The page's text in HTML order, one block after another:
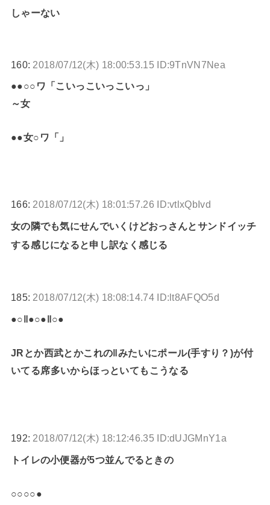
しゃーない
160: 2018/07/12(木) 18:00:53.15 ID:9TnVN7Nea
●●○○ワ「こいっこいっこいっ」
～女
●●女○ワ「」
166: 2018/07/12(木) 18:01:57.26 ID:vtlxQbIvd
女の隣でも気にせんでいくけどおっさんとサンドイッチ
する感じになると申し訳なく感じる
185: 2018/07/12(木) 18:08:14.74 ID:lt8AFQO5d
●○‖●○●‖○●
JRとか西武とかこれの‖みたいにポール(手すり？)が付
いてる席多いからほっといてもこうなる
192: 2018/07/12(木) 18:12:46.35 ID:dUJGMnY1a
トイレの小便器が5つ並んでるときの
○○○○●